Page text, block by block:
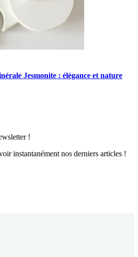
Jesmonite : élégance et nature
!
instantanément nos derniers articles !